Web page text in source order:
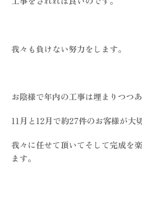
我々も負けない努力をします。
お陰様で年内の工事は埋まりつつあ
11月と12月で約27件のお客様が大
我々に任せて頂いてそして完成を
ます。